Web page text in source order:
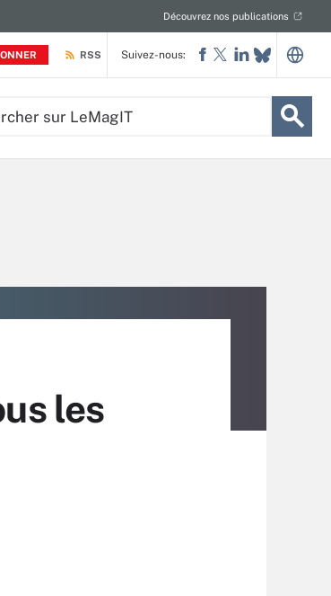
Découvrez nos publications
RSS Suivez-nous:
les